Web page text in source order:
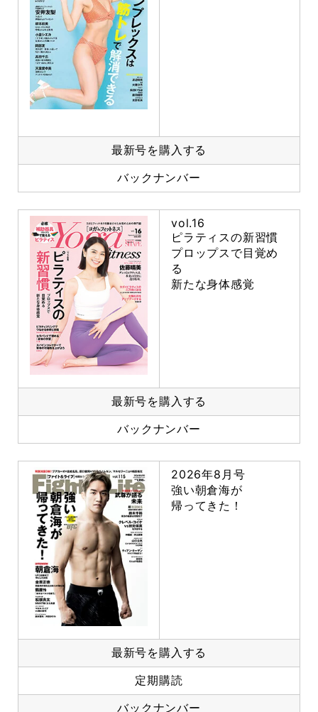
最新号を購入する
バックナンバー
vol.16
ピラティスの新習慣
プロップスで目覚め
る
新たな身体感覚
最新号を購入する
バックナンバー
2026年8月号
強い朝倉海が
帰ってきた！
最新号を購入する
定期購読
バックナンバー